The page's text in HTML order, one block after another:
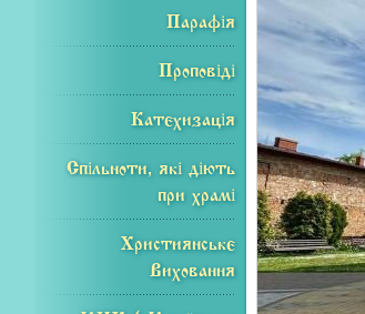
Парафія
Проповіді
Катехизація
Спільноти, які діють
при храмі
Християнське
Виховання